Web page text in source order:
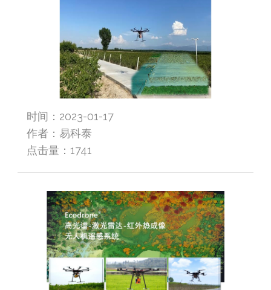
时间：2023-01-17
作者：易科泰
点击量：1741